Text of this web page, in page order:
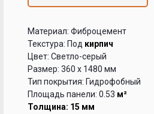
Материал: Фиброцемент
Текстура: Под кирпич
Цвет: Светло-серый
Размер: 360 х 1480 мм
Тип покрытия: Гидрофобный
Площадь панели: 0.53 м²
Толщина: 15 мм